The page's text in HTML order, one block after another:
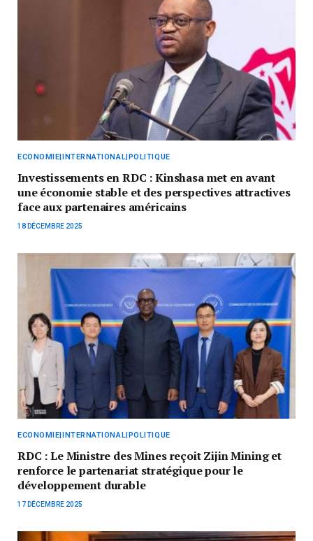
ECONOMIE|INTERNATIONAL|POLITIQUE
Investissements en RDC : Kinshasa met en avant
une économie stable et des perspectives attractives
face aux partenaires américains
18 DÉCEMBRE 2025
ECONOMIE|INTERNATIONAL|POLITIQUE
RDC : Le Ministre des Mines reçoit Zijin Mining et
renforce le partenariat stratégique pour le
développement durable
17 DÉCEMBRE 2025